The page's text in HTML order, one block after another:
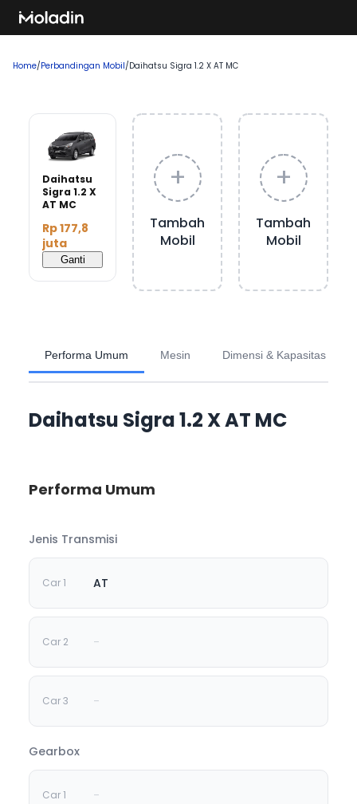
Home/Perbandingan Mobil/Daihatsu Sigra 1.2 X AT MC
Daihatsu
Sigra 1.2 X
AT MC
Rp 177,8
juta
Ganti
+
Tambah
Mobil
+
Tambah
Mobil
Performa Umum Mesin Dimensi & Kapasitas
Daihatsu Sigra 1.2 X AT MC
Performa Umum
Jenis Transmisi
AT
-
-
Gearbox
-